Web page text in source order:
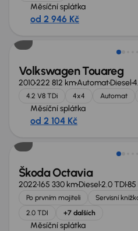
Měsíční splátka
od 2 946 Kč
Zlevněno o 10 000 Kč
Volkswagen Touareg
2010222 812 kmAutomatDiesel
4.2 V8 TDi 4x4 Automat
Měsíční splátka
od 2 104 Kč
Možnost odpočtu DPH
Škoda Octavia
2022165 330 kmDiesel2.0 TDI85
Po prvním majiteli Servisní
2.0 TDI
+7 dalších
Měsíční splátka